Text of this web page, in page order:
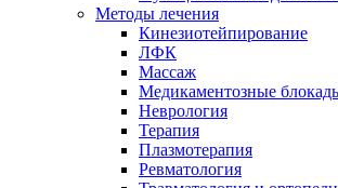
Методы лечения
Кинезиотейпирование
ЛФК
Массаж
Медикаментозные
Неврология
Терапия
Плазмотерапия
Ревматология